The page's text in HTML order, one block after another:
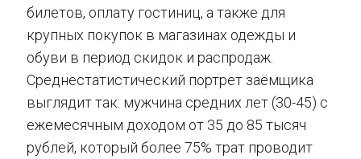
билетов, оплату гостиниц, а также для
крупных покупок в магазинах одежды и
обуви в период скидок и распродаж.
Среднестатистический портрет заёмщика
выглядит так: мужчина средних лет (30-45) с
ежемесячным доходом от 35 до 85 тысяч
рублей, который более 75% трат проводит